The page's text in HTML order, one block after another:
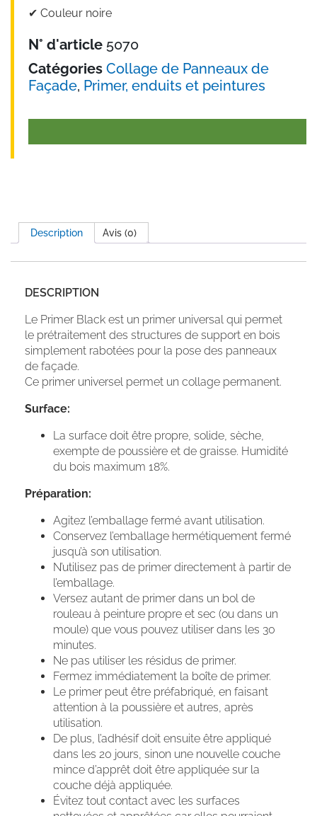
✔︎ Couleur noire
N° d'article 5070
Catégories Collage de Panneaux de
Façade, Primer, enduits et peintures
Description Avis (0)
DESCRIPTION
Le Primer Black est un primer universal qui permet
le prétraitement des structures de support en bois
simplement rabotées pour la pose des panneaux
de façade.
Ce primer universel permet un collage permanent.
Surface:
La surface doit être propre, solide, sèche,
exempte de poussière et de graisse. Humidité
du bois maximum 18%.
Préparation:
Agitez l’emballage fermé avant utilisation.
Conservez l’emballage hermétiquement fermé
jusqu’à son utilisation.
N’utilisez pas de primer directement à partir de
l’emballage.
Versez autant de primer dans un bol de
rouleau à peinture propre et sec (ou dans un
moule) que vous pouvez utiliser dans les 30
minutes.
Ne pas utiliser les résidus de primer.
Fermez immédiatement la boîte de primer.
Le primer peut être préfabriqué, en faisant
attention à la poussière et autres, après
utilisation.
De plus, l’adhésif doit ensuite être appliqué
dans les 20 jours, sinon une nouvelle couche
mince d’apprêt doit être appliquée sur la
couche déjà appliquée.
Évitez tout contact avec les surfaces